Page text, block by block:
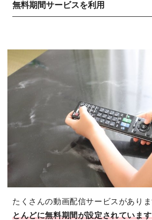
無料期間サービスを利用
たくさんの動画配信サービスがありま
とんどに無料期間が設定されていま